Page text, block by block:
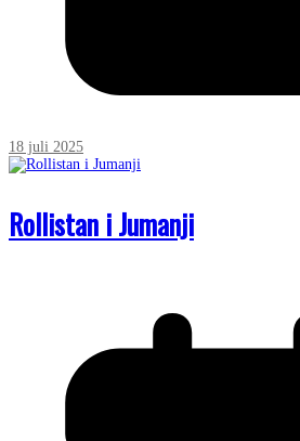
18 juli 2025
Rollistan i Jumanji